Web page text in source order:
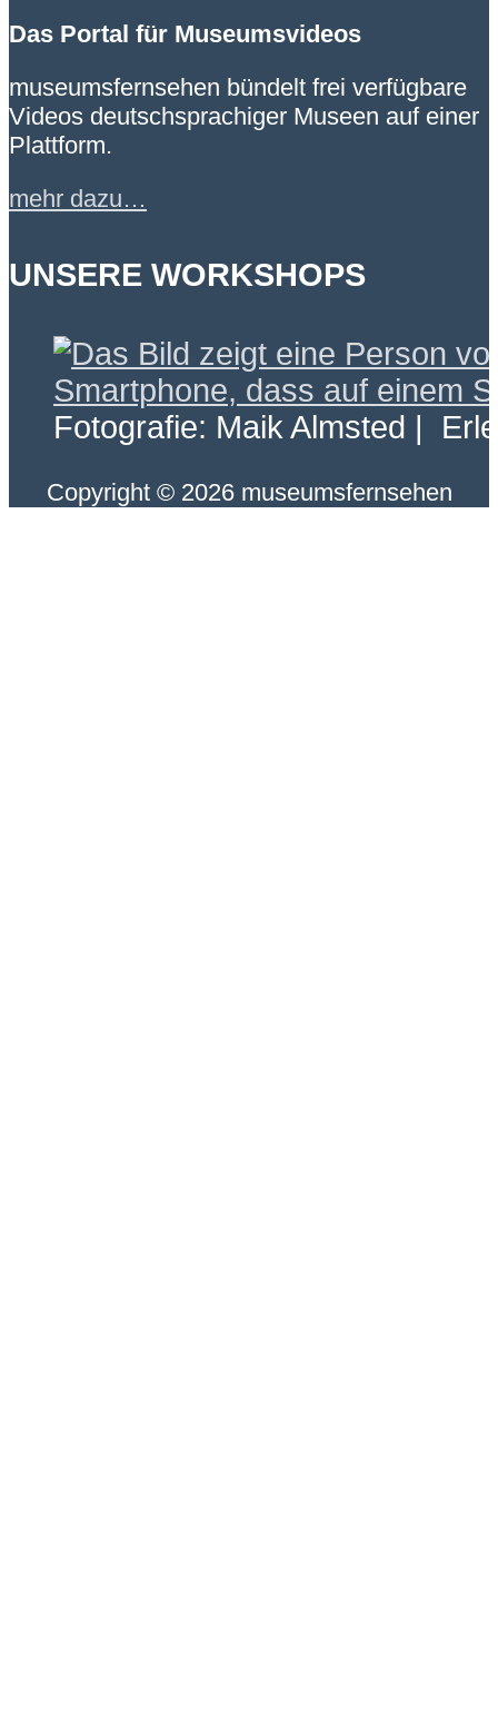
Das Portal für Museumsvideos
museumsfernsehen bündelt frei verfügbare
Videos deutschsprachiger Museen auf einer
Plattform.
mehr dazu…
UNSERE WORKSHOPS
Fotografie: Maik Almsted |
Copyright © 2026 museumsfernsehen